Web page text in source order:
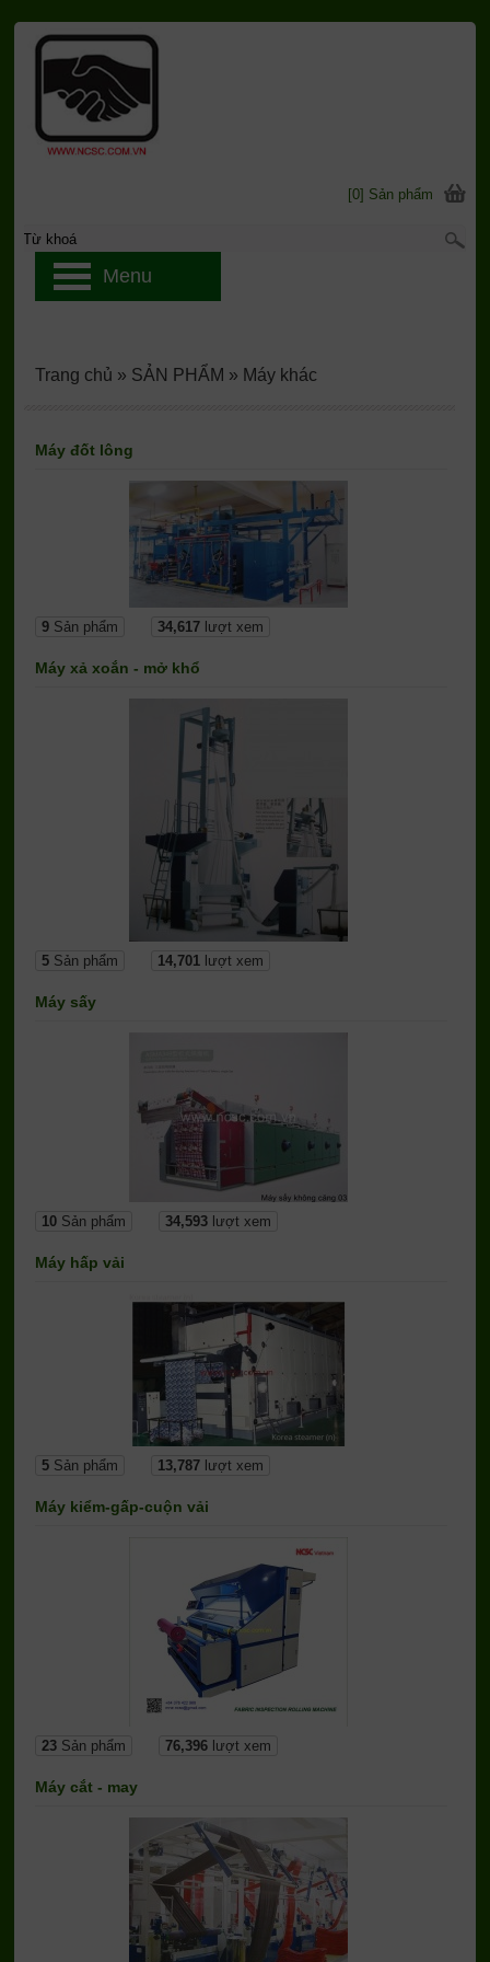
Máy đốt lông
9Sản phẩm 34,617lượt xem
Máy xả xoắn - mở khổ
5Sản phẩm 14,701lượt xem
Máy sấy
10Sản phẩm 34,593lượt xem
Máy hấp vải
5Sản phẩm 13,787lượt xem
Máy kiểm-gấp-cuộn vải
23Sản phẩm 76,396lượt xem
Máy cắt - may
Trang chủ » SẢN PHẨM » Máy khác
[0] Sản phẩm
Menu